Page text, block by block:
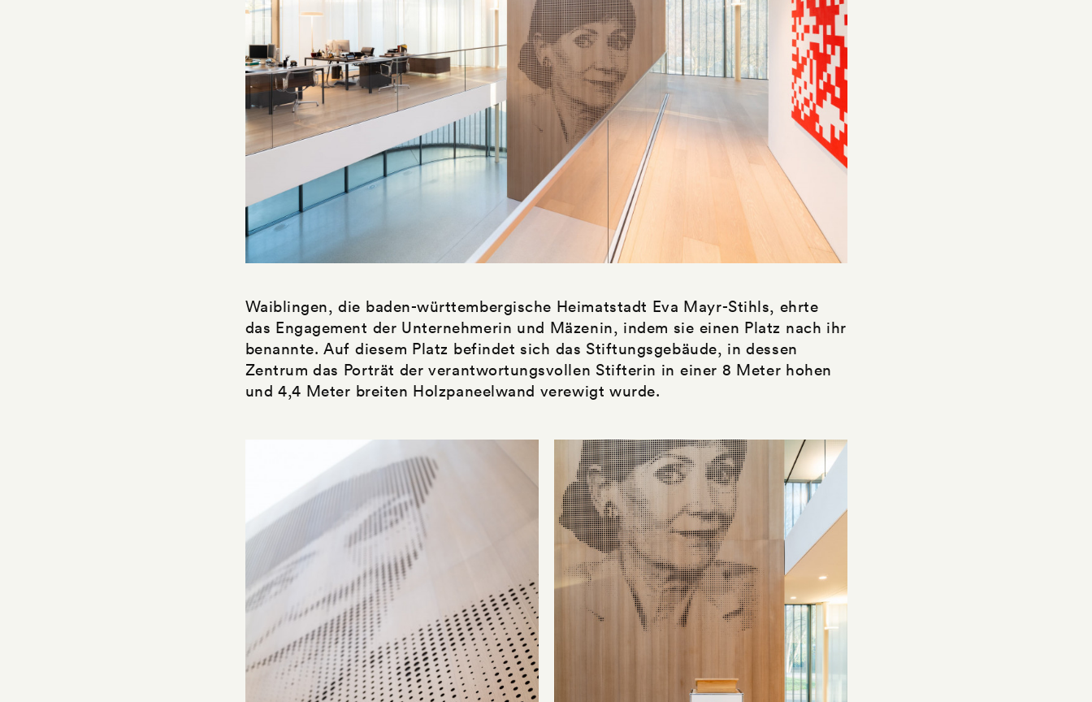
Waiblingen, die baden-württembergische Heimatstadt Eva Mayr-Stihls, ehrte
das Engagement der Unternehmerin und Mäzenin, indem sie einen Platz nach ihr
benannte. Auf diesem Platz befindet sich das Stiftungsgebäude, in dessen
Zentrum das Porträt der verantwortungsvollen Stifterin in einer 8 Meter hohen
und 4,4 Meter breiten Holzpaneelwand verewigt wurde.